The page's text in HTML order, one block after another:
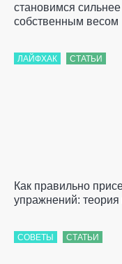
становимся
собственным весом
ЛАЙФХАК СТАТЬИ
Как правильно
упражнений: теория
СОВЕТЫ СТАТЬИ